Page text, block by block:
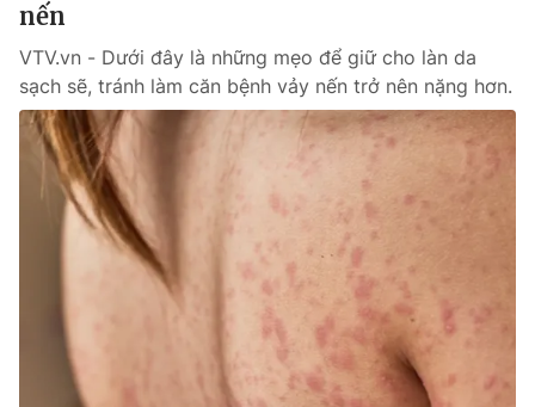
nến
VTV.vn - Dưới đây là những mẹo để giữ cho làn da
sạch sẽ, tránh làm căn bệnh vảy nến trở nên nặng hơn.